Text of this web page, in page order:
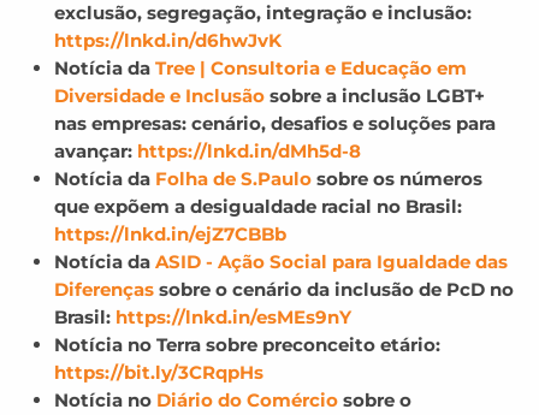
exclusão, segregação, integração e inclusão:
https://lnkd.in/d6hwJvK
Notícia da Tree | Consultoria e Educação em
Diversidade e Inclusão sobre a inclusão LGBT+
nas empresas: cenário, desafios e soluções para
avançar: https://lnkd.in/dMh5d-8
Notícia da Folha de S.Paulo sobre os números
que expõem a desigualdade racial no Brasil:
https://lnkd.in/ejZ7CBBb
Notícia da ASID - Ação Social para Igualdade das
Diferenças sobre o cenário da inclusão de PcD no
Brasil: https://lnkd.in/esMEs9nY
Notícia no Terra sobre preconceito etário:
https://bit.ly/3CRqpHs
Notícia no Diário do Comércio sobre o